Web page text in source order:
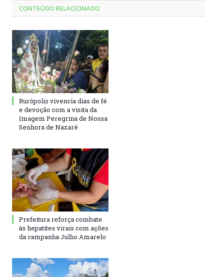
CONTEÚDO RELACIONADO
Rurópolis vivencia dias de fé
e devoção com a visita da
Imagem Peregrina de Nossa
Senhora de Nazaré
Prefeitura reforça combate
às hepatites virais com ações
da campanha Julho Amarelo